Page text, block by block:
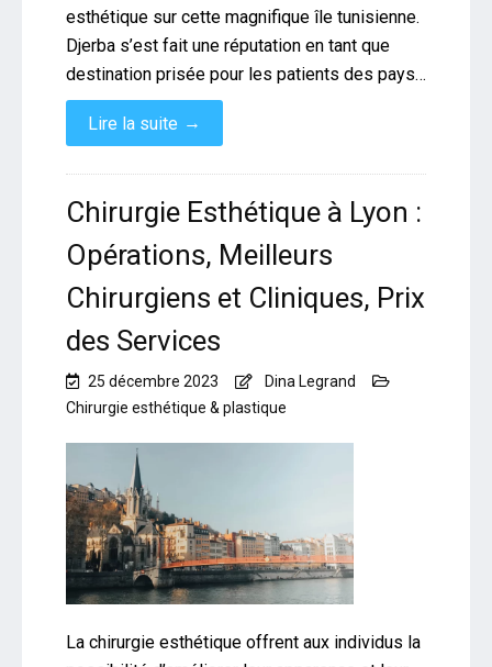
esthétique sur cette magnifique île tunisienne.
Djerba s’est fait une réputation en tant que
destination prisée pour les patients des pays…
Lire la suite →
Chirurgie Esthétique à Lyon :
Opérations, Meilleurs
Chirurgiens et Cliniques, Prix
des Services
25 décembre 2023
Dina Legrand
Chirurgie esthétique & plastique
La chirurgie esthétique offrent aux individus la